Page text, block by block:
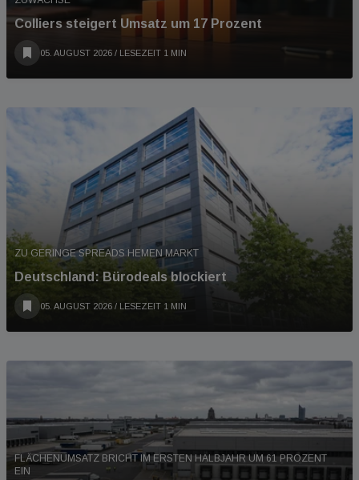
Colliers steigert Umsatz um 17 Prozent
05. AUGUST 2026 / LESEZEIT 1 MIN
ZU GERINGE SPREADS HEMEN MARKT
Deutschland: Bürodeals blockiert
05. AUGUST 2026 / LESEZEIT 1 MIN
FLÄCHENUMSATZ BRICHT IM ERSTEN HALBJAHR UM 61 PROZENT
EIN